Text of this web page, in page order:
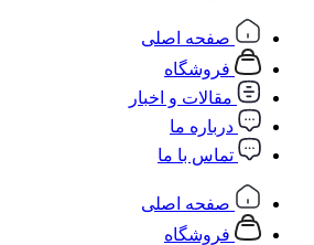
صفحه اصلی
فروشگاه
مقالات و اخبار
درباره ما
تماس با ما
صفحه اصلی
فروشگاه